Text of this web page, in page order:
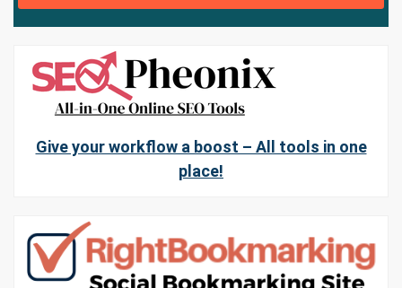
Give your workflow a boost – All tools in one
place!